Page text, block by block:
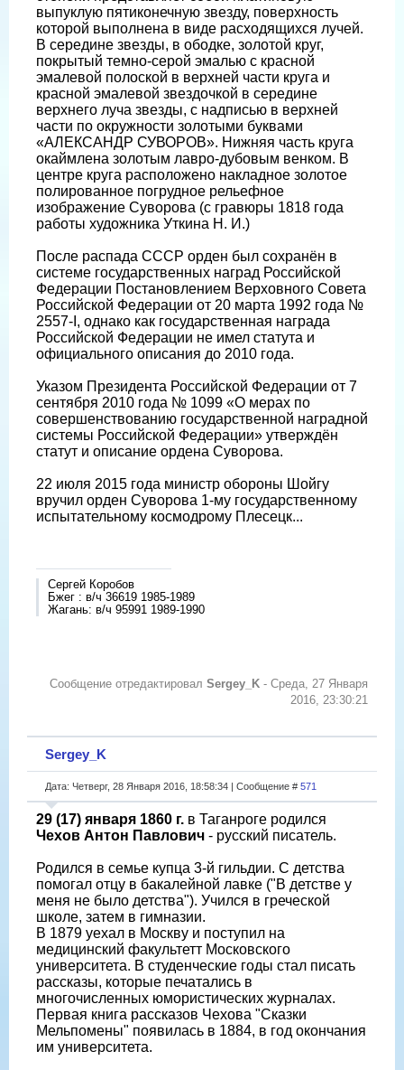
выпуклую пятиконечную звезду, поверхность
которой выполнена в виде расходящихся лучей.
В середине звезды, в ободке, золотой круг,
покрытый темно-серой эмалью с красной
эмалевой полоской в верхней части круга и
красной эмалевой звездочкой в середине
верхнего луча звезды, с надписью в верхней
части по окружности золотыми буквами
«АЛЕКСАНДР СУВОРОВ». Нижняя часть круга
окаймлена золотым лавро-дубовым венком. В
центре круга расположено накладное золотое
полированное погрудное рельефное
изображение Суворова (с гравюры 1818 года
работы художника Уткина Н. И.)
После распада СССР орден был сохранён в
системе государственных наград Российской
Федерации Постановлением Верховного Совета
Российской Федерации от 20 марта 1992 года №
2557-I, однако как государственная награда
Российской Федерации не имел статута и
официального описания до 2010 года.
Указом Президента Российской Федерации от 7
сентября 2010 года № 1099 «О мерах по
совершенствованию государственной наградной
системы Российской Федерации» утверждён
статут и описание ордена Суворова.
22 июля 2015 года министр обороны Шойгу
вручил орден Суворова 1-му государственному
испытательному космодрому Плесецк...
Сергей Коробов
Бжег : в/ч 36619 1985-1989
Жагань: в/ч 95991 1989-1990
Сообщение отредактировал Sergey_K - Среда, 27 Января
2016, 23:30:21
Sergey_K
Дата: Четверг, 28 Января 2016, 18:58:34 | Сообщение # 571
29 (17) января 1860 г. в Таганроге родился
Чехов Антон Павлович - русский писатель.
Родился в семье купца 3-й гильдии. С детства
помогал отцу в бакалейной лавке ("В детстве у
меня не было детства"). Учился в греческой
школе, затем в гимназии.
В 1879 уехал в Москву и поступил на
медицинский факультетт Московского
университета. В студенческие годы стал писать
рассказы, которые печатались в
многочисленных юмористических журналах.
Первая книга рассказов Чехова "Сказки
Мельпомены" появилась в 1884, в год окончания
им университета.